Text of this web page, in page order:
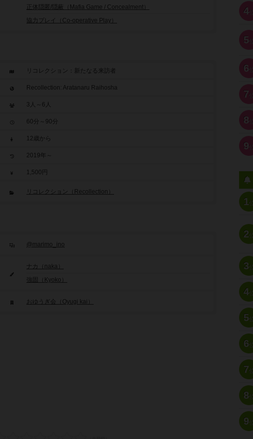
正体隠匿/隠蔽（Mafia Game / Concealment）
協力プレイ（Co-operative Play）
リコレクション：新たなる来訪者
Recollection: Aratanaru Raihosha
3人～6人
60分～90分
12歳から
2019年～
1,500円
リコレクション（Recollection）
@marimo_ino
ナカ（naka）
強固（Kyoko）
おゆうぎ会（Oyugi kai）
4
5
6
7
8
9
1
2
3
4
5
6
7
8
9